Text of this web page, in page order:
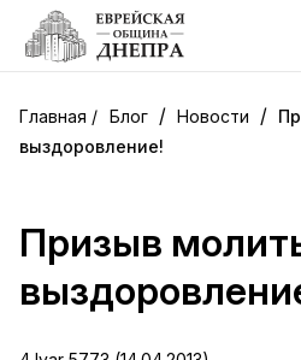
Блог / Новости /
выздоровление!
Призыв